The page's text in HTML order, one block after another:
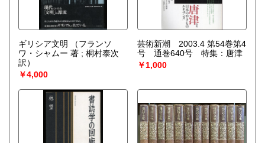
ギリシア文明
（フランソ
ワ・シャムー 著 ; 桐村泰次
訳）
￥4,000
芸術新潮 2003.4 第54巻第4
号 通巻640号 特集：唐津
￥1,000